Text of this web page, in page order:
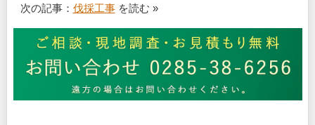
次の記事： 伐採工事を読む »